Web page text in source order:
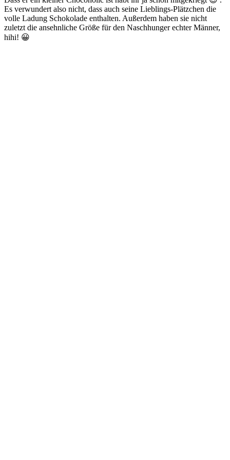
Es verwundert also nicht, dass auch seine Lieblings-Plätzchen die
volle Ladung Schokolade enthalten. Außerdem haben sie nicht
zuletzt die ansehnliche Größe für den Naschhunger echter Männer,
hihi! 😀